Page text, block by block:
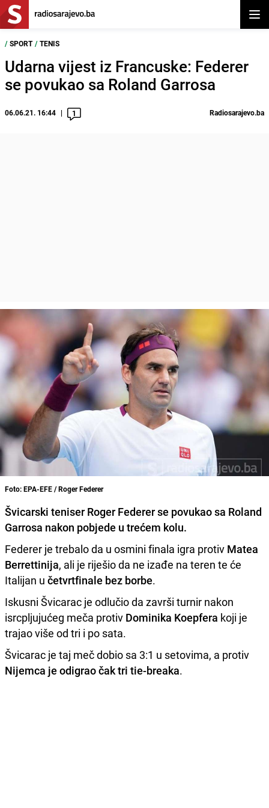
/ SPORT / TENIS
Udarna vijest iz Francuske: Federer
se povukao sa Roland Garrosa
06.06.21. 16:44 1 Radiosarajevo.ba
Foto: EPA-EFE / Roger Federer
Švicarski teniser Roger Federer se povukao sa Roland
Garrosa nakon pobjede u trećem kolu.
Federer je trebalo da u osmini finala igra protiv Matea
Berrettinija, ali je riješio da ne izađe na teren te će
Italijan u četvrtfinale bez borbe.
Iskusni Švicarac je odlučio da završi turnir nakon
isrcpljujućeg meča protiv Dominika Koepfera koji je
trajao više od tri i po sata.
Švicarac je taj meč dobio sa 3:1 u setovima, a protiv
Nijemca je odigrao čak tri tie-breaka.